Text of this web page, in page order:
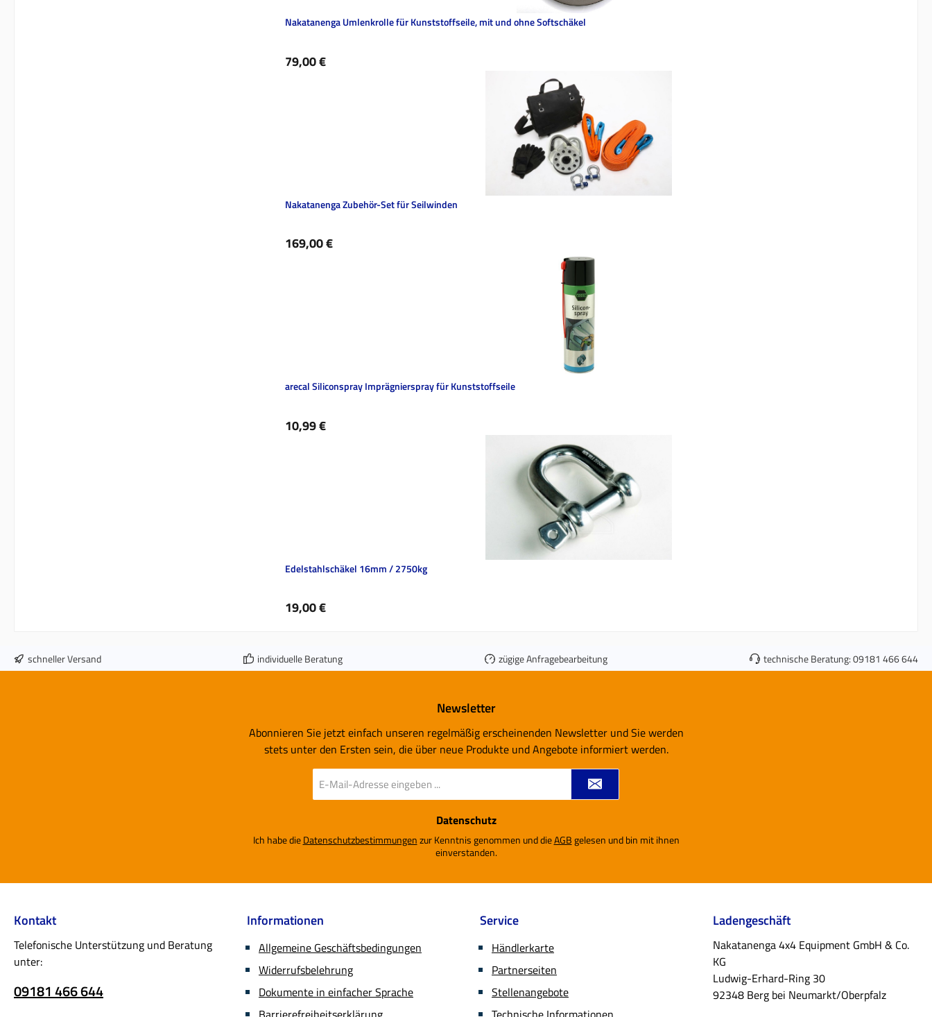
Nakatanenga Umlenkrolle für Kunststoffseile, mit und ohne Softschäkel
Regulärer Preis:
79,00 €
Nakatanenga Zubehör-Set für Seilwinden
Regulärer Preis:
169,00 €
arecal Siliconspray Imprägnierspray für Kunststoffseile
Regulärer Preis:
10,99 €
Edelstahlschäkel 16mm / 2750kg
Regulärer Preis:
19,00 €
schneller Versand individuelle Beratung zügige Anfragebearbeitung technische Beratung:09181 466 644
Newsletter
Abonnieren Sie jetzt einfach unseren regelmäßig erscheinenden Newsletter und Sie werden
stets unter den Ersten sein, die über neue Produkte und Angebote informiert werden.
Mail-
Datenschutz
Ich habe dieDatenschutzbestimmungenzur Kenntnis genommen und dieAGBgelesen und bin mit ihnen
einverstanden.
Kontakt
Telefonische Unterstützung und Beratung
unter:
09181 466 644
Informationen
Allgemeine Geschäftsbedingungen
Widerrufsbelehrung
Dokumente in einfacher Sprache
Service
Händlerkarte
Partnerseiten
Stellenangebote
Ladengeschäft
Nakatanenga 4x4 Equipment GmbH & Co.
KG
Ludwig-Erhard-Ring 30
92348 Berg bei Neumarkt/Oberpfalz